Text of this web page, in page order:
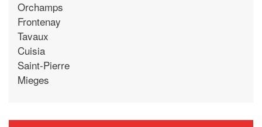
Orchamps
Frontenay
Tavaux
Cuisia
Saint-Pierre
Mieges